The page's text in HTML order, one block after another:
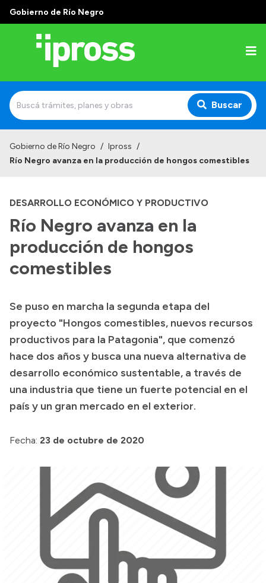
Gobierno de Río Negro
Buscar
Delegaciones
Consultorios Propios
Presentación CV
Transparencia
Inversión en Salud
Licitaciones
Consulta de expedientes
Gobierno de Río Negro / Ipross /
Río Negro avanza en la producción de hongos comestibles
DESARROLLO ECONÓMICO Y PRODUCTIVO
Río Negro avanza en la
producción de hongos
comestibles
Se puso en marcha la segunda etapa del
proyecto "Hongos comestibles, nuevos recursos
productivos para la Patagonia", que comenzó
hace dos años y busca una nueva alternativa de
desarrollo económico sustentable, a través de
una industria que tiene un fuerte potencial en el
país y un gran mercado en el exterior.
Fecha: 23 de octubre de 2020